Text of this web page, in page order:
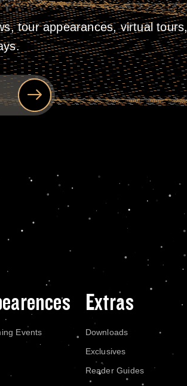
tour appearances, virtual tours,
Events
Extras
Downloads
Exclusives
Reader Guides